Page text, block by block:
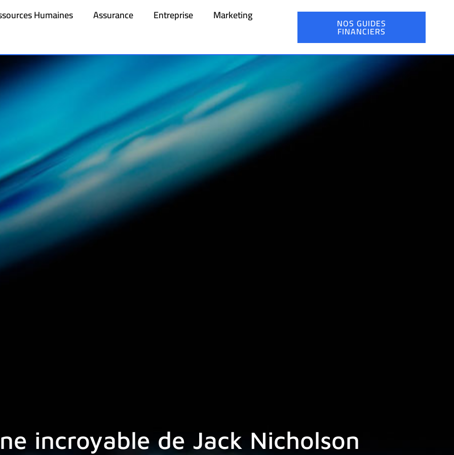
Humaines Assurance Entreprise Marketing NOS GUIDES
FINANCIERS
incroyable de Jack Nicholson